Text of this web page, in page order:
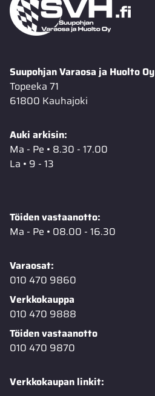
Suupohjan Varaosa ja Huolto Oy
Topeeka 71
61800 Kauhajoki
Auki arkisin:
Ma - Pe • 8.30 - 17.00
La • 9 - 13
Töiden vastaanotto:
Ma - Pe • 08.00 - 16.30
Varaosat:
010 470 9860
Verkkokauppa
010 470 9888
Töiden vastaanotto
010 470 9870
Verkkokaupan linkit: